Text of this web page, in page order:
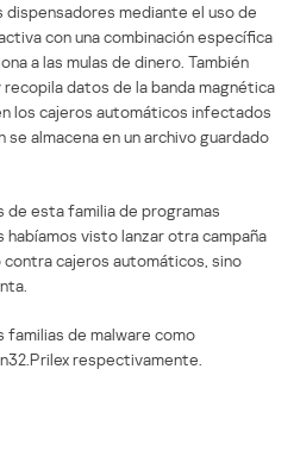
mediante el uso de
con una combinación específica
a las mulas de dinero. También
datos de la banda magnética
los cajeros automáticos infectados
se almacena en un archivo guardado
esta familia de programas
habíamos visto lanzar otra campaña
contra cajeros automáticos, sino
de malware como
respectivamente.